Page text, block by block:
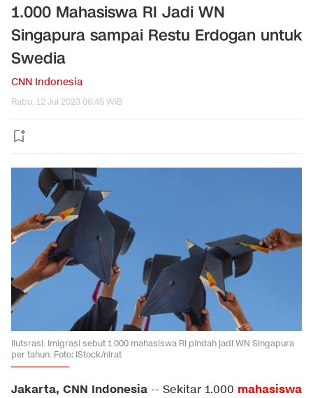
1.000 Mahasiswa RI Jadi WN
Singapura sampai Restu Erdogan untuk
Swedia
CNN Indonesia
Rabu, 12 Jul 2023 06:45 WIB
Ilutsrasi. Imigrasi sebut 1.000 mahasiswa RI pindah jadi WN Singapura
per tahun. Foto: iStock/nirat
Jakarta, CNN Indonesia -- Sekitar 1.000 mahasiswa